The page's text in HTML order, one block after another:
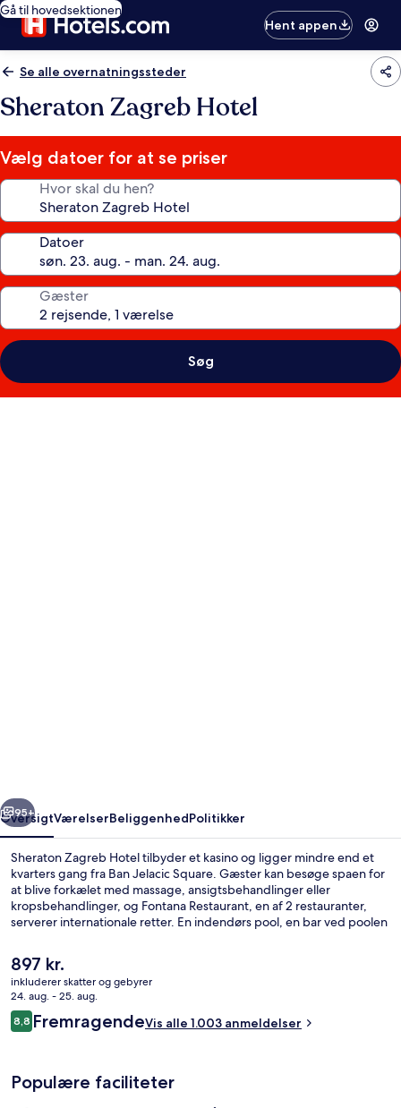
Gå til hovedsektionen
Hent appen
Se alle overnatningssteder
Sheraton Zagreb Hotel
Vælg datoer for at se priser
Hvor skal du hen?
Datoer
Gæster
Søg
Næste
95+
OversigtVærelserBeliggenhedPolitikker
Sheraton Zagreb Hotel tilbyder et kasino og ligger mindre end et
kvarters gang fra Ban Jelacic Square. Gæster kan besøge spaen for
at blive forkælet med massage, ansigtsbehandlinger eller
kropsbehandlinger, og Fontana Restaurant, en af 2 restauranter,
serverer internationale retter. En indendørs pool, en bar ved poolen
luksusfaciliteter. Rejsende er vilde med stedets hjælpsomme
personale og behagelige værelser.
Den
nuværende
pris
er
897 kr.
897 kr.
inkluderer skatter og gebyrer
24. aug. - 25. aug.
Anmeldelser
8,88,8 ud af 10.
FremragendeVis alle 1.003 anmeldelser
Populære faciliteter